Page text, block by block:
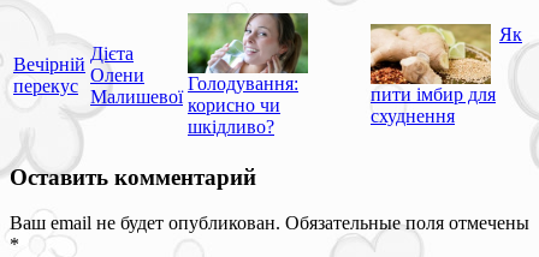
Вечірній
перекус
Дієта
Олени
Малишевої
Голодування:
корисно чи
шкідливо?
Як
пити імбир для
схуднення
Оставить комментарий
Ваш email не будет опубликован. Обязательные поля отмечены
*